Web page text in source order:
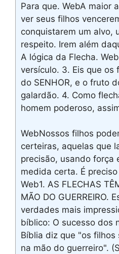
Para que. WebA maior
ver seus filhos
conquistarem um alvo,
respeito. Irem além
A lógica da Flecha.
versículo. 3. Eis que os
do SENHOR, e o fruto
galardão. 4. Como
homem poderoso,
WebNossos filhos
certeiras, aquelas que
precisão, usando força
medida certa. É
Web1. AS FLECHAS
MÃO DO GUERREIRO.
verdades mais
bíblico: O sucesso dos
Bíblia diz que "os filhos
na mão do guerreiro".